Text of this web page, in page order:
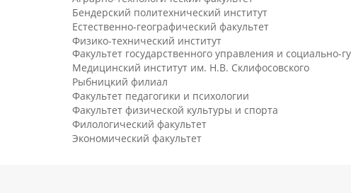
Бендерский политехнический институт
Естественно-географический факультет
Физико-технический институт
Факультет государственного управления и социально-
Медицинский институт им. Н.В. Склифосовского
Рыбницкий филиал
Факультет педагогики и психологии
Факультет физической культуры и спорта
Филологический факультет
Экономический факультет